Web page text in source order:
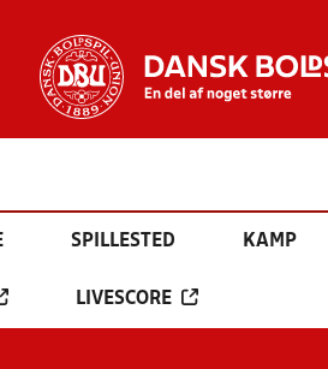
SPILLESTED KAMP
LIVESCORE